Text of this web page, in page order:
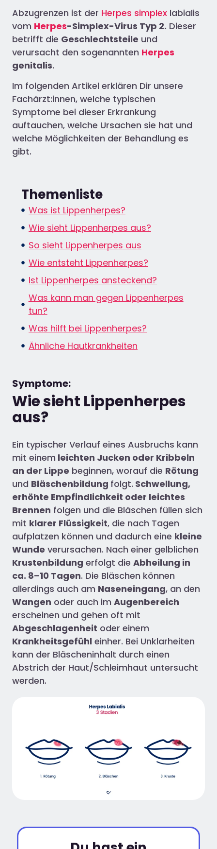
Abzugrenzen ist der Herpes simplex labialis
vom Herpes-Simplex-Virus Typ 2. Dieser
betrifft die Geschlechtsteile und
verursacht den sogenannten Herpes
genitalis.
Im folgenden Artikel erklären Dir unsere
Fachärzt:innen, welche typischen
Symptome bei dieser Erkrankung
auftauchen, welche Ursachen sie hat und
welche Möglichkeiten der Behandlung es
gibt.
Themenliste
Was ist Lippenherpes?
Wie sieht Lippenherpes aus?​
So sieht Lippenherpes aus
Wie entsteht Lippenherpes?
Ist Lippenherpes ansteckend?
Was kann man gegen Lippenherpes
tun?
Was hilft bei Lippenherpes?
Ähnliche Hautkrankheiten
Symptome:
Wie sieht Lippenherpes
aus?​
Ein typischer Verlauf eines Ausbruchs kann
mit einem leichten Jucken oder Kribbeln
an der Lippe beginnen, worauf die Rötung
und Bläschenbildung folgt. Schwellung,
erhöhte Empfindlichkeit oder leichtes
Brennen folgen und die Bläschen füllen sich
mit klarer Flüssigkeit, die nach Tagen
aufplatzen können und dadurch eine kleine
Wunde verursachen. Nach einer gelblichen
Krustenbildung erfolgt die Abheilung in
ca. 8–10 Tagen. Die Bläschen können
allerdings auch am Naseneingang, an den
Wangen oder auch im Augenbereich
erscheinen und gehen oft mit
Abgeschlagenheit oder einem
Krankheitsgefühl einher. Bei Unklarheiten
kann der Bläscheninhalt durch einen
Abstrich der Haut/Schleimhaut untersucht
werden.